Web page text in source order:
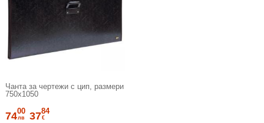
Чанта за чертежи с цип, размери
750x1050
7400
лв 3784
€